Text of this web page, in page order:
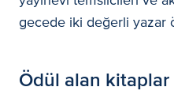
gecede iki değerli yazar
Ödül alan